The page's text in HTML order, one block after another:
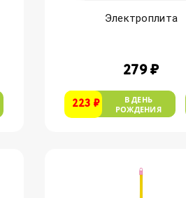
Электроплита
279 ₽
223 ₽
В ДЕНЬ
РОЖДЕНИЯ